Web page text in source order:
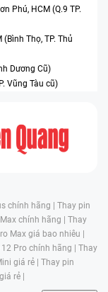
Phú, HCM (Q.9 TP.
Thọ, TP. Thủ
Dương Cũ)
Vũng Tàu cũ)
chính hãng | Thay pin
chính hãng | Thay
Max giá bao nhiêu |
Pro chính hãng | Thay
giá rẻ | Thay pin
rẻ |